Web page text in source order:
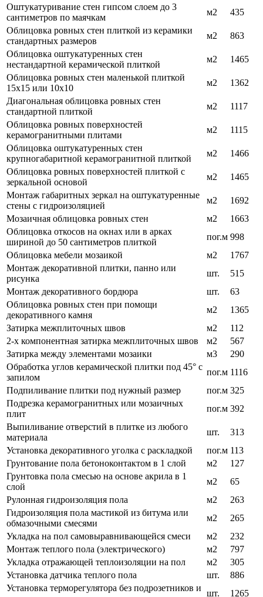
Оштукатуривание стен гипсом слоем до 3
сантиметров по маячкам
м2
435
Облицовка ровных стен плиткой из керамики
стандартных размеров
м2
863
Облицовка оштукатуренных стен
нестандартной керамической плиткой
м2
1465
Облицовка ровных стен маленькой плиткой
15х15 или 10х10
м2
1362
Диагональная облицовка ровных стен
стандартной плиткой
м2
1117
Облицовка ровных поверхностей
керамогранитными плитами
м2
1115
Облицовка оштукатуренных стен
крупногабаритной керамогранитной плиткой
м2
1466
Облицовка ровных поверхностей плиткой с
зеркальной основой
м2
1465
Монтаж габаритных зеркал на оштукатуренные
стены с гидроизоляцией
м2
1692
Мозаичная облицовка ровных стен
м2
1663
Облицовка откосов на окнах или в арках
шириной до 50 сантиметров плиткой
пог.м 998
Облицовка мебели мозаикой
м2
1767
Монтаж декоративной плитки, панно или
рисунка
шт.
515
Монтаж декоративного бордюра
шт.
63
Облицовка ровных стен при помощи
декоративного камня
м2
1365
Затирка межплиточных швов
м2
112
2-х компонентная затирка межплиточных швов
м2
567
Затирка между элементами мозаики
м3
290
Обработка углов керамической плитки под 45° с
запилом
пог.м 1116
Подпиливание плитки под нужный размер
пог.м 325
Подрезка керамогранитных или мозаичных
плит
пог.м 392
Выпиливание отверстий в плитке из любого
материала
шт.
313
Установка декоративного уголка с раскладкой
пог.м 113
Грунтование пола бетоноконтактом в 1 слой
м2
127
Грунтовка пола смесью на основе акрила в 1
слой
м2
65
Рулонная гидроизоляция пола
м2
263
Гидроизоляция пола мастикой из битума или
обмазочными смесями
м2
265
Укладка на пол самовыравнивающейся смеси
м2
232
Монтаж теплого пола (электрического)
м2
797
Укладка отражающей теплоизоляции на пол
м2
305
Установка датчика теплого пола
шт.
886
Установка терморегулятора без подрозетников и
шт. 1265